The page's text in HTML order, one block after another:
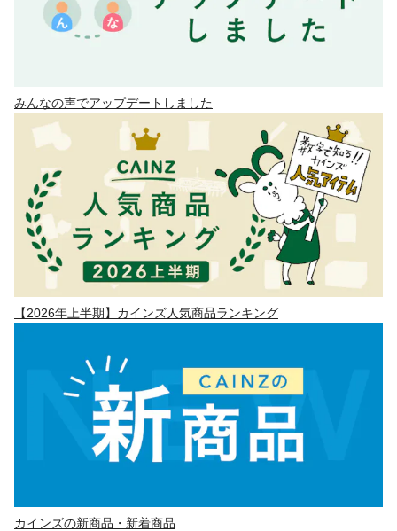
みんなの声でアップデートしました
【2026年上半期】カインズ人気商品ランキング
カインズの新商品・新着商品